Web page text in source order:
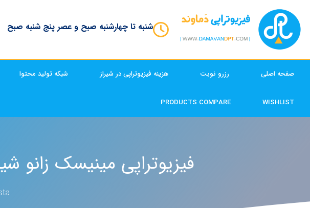
شنبه تا چهارشنبه صبح و عصر پنج شنبه صبح
صفحه اصلی رزرو نوبت هزینه فیزیوتراپی در شیراز شبکه تولید محتوا
WISHLIST
PRODUCTS COMPARE
فیزیوتراپی مینیسک زانو